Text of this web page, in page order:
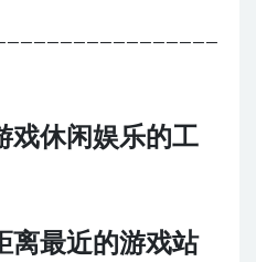
戏休闲娱乐的工
离最近的游戏站